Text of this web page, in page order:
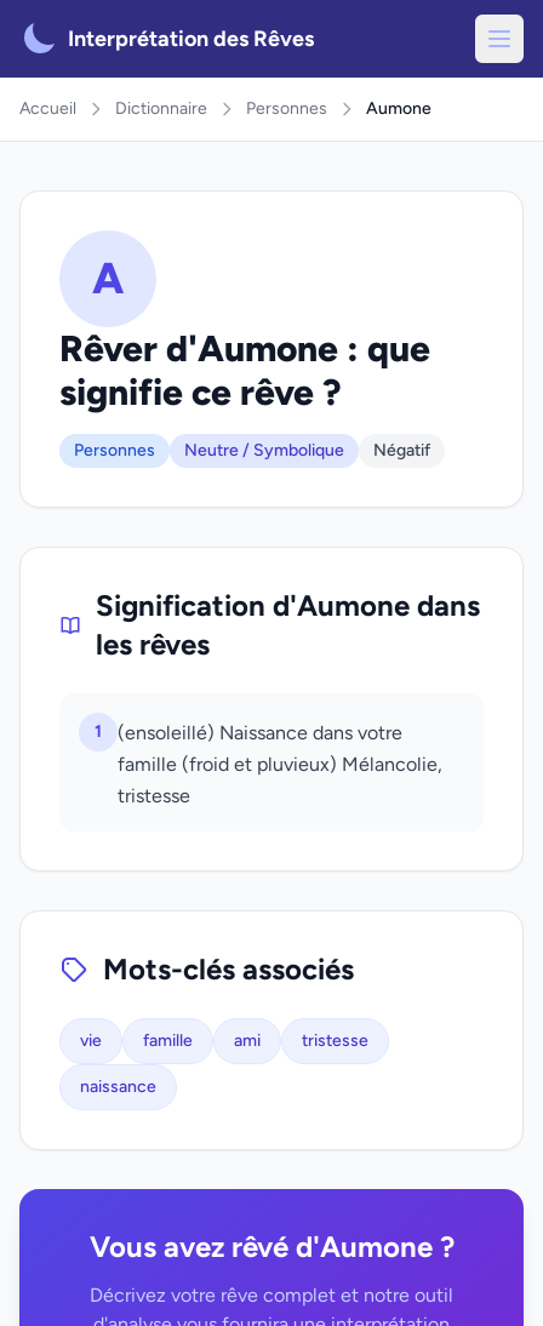
Interprétation des Rêves
Accueil Dictionnaire Personnes Aumone
A
Rêver d'Aumone : que
signifie ce rêve ?
Personnes Neutre / Symbolique Négatif
Signification d'Aumone dans
les rêves
1
(ensoleillé) Naissance dans votre
famille (froid et pluvieux) Mélancolie,
tristesse
Mots-clés associés
vie famille ami tristesse
naissance
Vous avez rêvé d'Aumone ?
Décrivez votre rêve complet et notre outil